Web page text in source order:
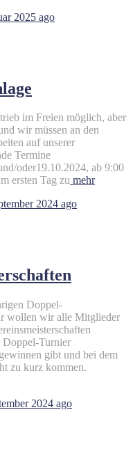
2025 ago
im Freien möglich, aber
wir müssen an den
auf unserer
Termine
oder19.10.2024, ab 9:00
ersten Tag zu mehr
2024 ago
Doppel-
wollen wir alle Mitglieder
Doppel-Turnier
gibt und bei dem
zu kurz kommen.
2024 ago